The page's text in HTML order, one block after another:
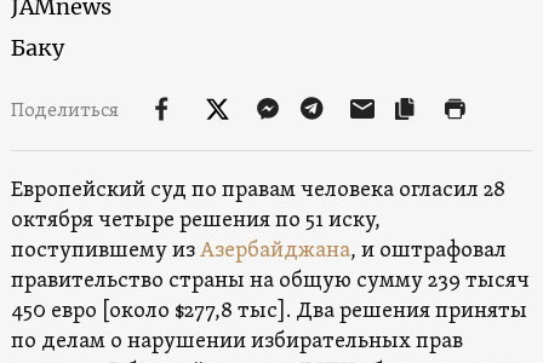
JAMnews
Баку
Поделиться
Европейский суд по правам человека огласил 28
октября четыре решения по 51 иску,
поступившему изАзербайджана, и оштрафовал
правительство страны на общую сумму 239 тысяч
450 евро [около $277,8 тыс]. Два решения приняты
по делам о нарушении избирательных прав